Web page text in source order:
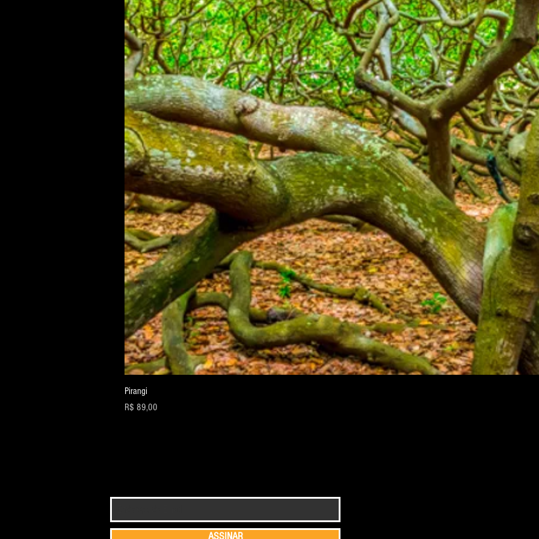
DEVOLUÇÃO ARREPENDIMENTO
Entre em contato pelo e-mail contato@banderaphotos.com em até sete dias corridos a partir da chegada do produto, informando seu nome
devolvido.
Retornaremos o e-mail para informar o prazo e a forma como o produto deve ser enviado.
Não fornecemos embalagem para o envio, sugerimos que utilize a mesma.
Após a postagem, é necessário informar o código de rastreamento no e-mail contato@banderaphotos.com para acompanharmos a
A partir do recebimento temos cinco dias úteis para análise do produto e retorno com os procedimentos.
Para efetivação do estorno / reembolso é necessário que o produto esteja em perfeito estado e no caso dos produtos com embalagens, as
Caso a análise seja aprovada, geraremos o estorno / reembolso no valor do produto mais o valor do frete pago, em até sete dias úteis.
Caso o pedido seja parcialmente devolvido, o frete não é estornado/reembolsado.
Pirangi
Preço
R$ 89,00
ASSINAR